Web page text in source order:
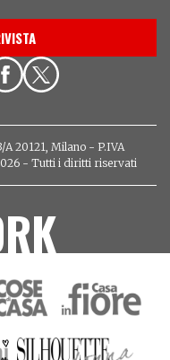
20121, Milano - P.IVA
- Tutti i diritti riservati